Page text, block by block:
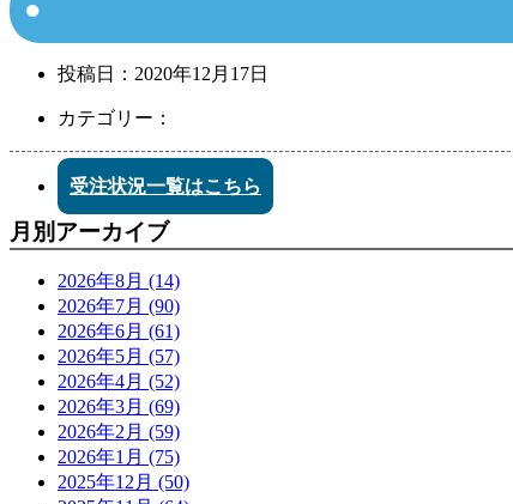
投稿日： 2020年12月17日
カテゴリー：
受注状況一覧はこちら
月別アーカイブ
2026年8月 (14)
2026年7月 (90)
2026年6月 (61)
2026年5月 (57)
2026年4月 (52)
2026年3月 (69)
2026年2月 (59)
2026年1月 (75)
2025年12月 (50)